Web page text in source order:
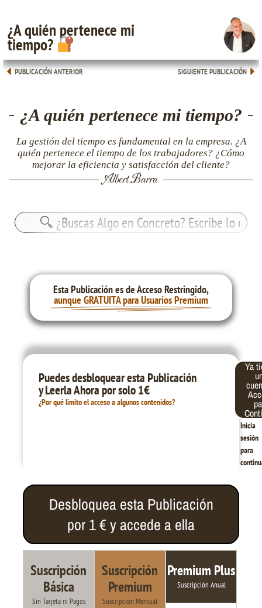
¿A quién pertenece mi
tiempo?
PUBLICACIÓN ANTERIOR SIGUIENTE PUBLICACIÓN
¿A quién pertenece mi tiempo?
La gestión del tiempo es fundamental en la empresa. ¿A
quién pertenece el tiempo de los trabajadores? ¿Cómo
mejorar la eficiencia y satisfacción del cliente?
Albert Barra
Buscar:
Esta Publicación es de Acceso Restringido,
aunque GRATUITA para Usuarios Premium
Puedes desbloquear esta Publicación
y Leerla Ahora por solo 1€
¿Por qué limito el acceso a algunos contenidos?
Correo
electrónico
Contraseña
Ya
Inicia
sesión
para
Desbloquea esta Publicación
por 1 € y accede a ella
Suscripción
Básica
Sin Tarjeta ni Pagos
Suscripción
Premium
Suscripción Mensual
Premium Plus
Suscripción Anual